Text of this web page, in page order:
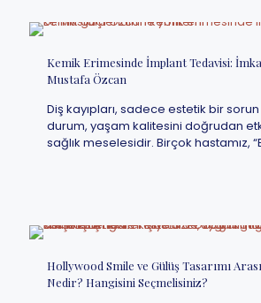
Kemik Erimesinde İmplant Tedavisi:
Mustafa Özcan
Diş kayıpları, sadece estetik bir
durum, yaşam kalitesini doğrudan
sağlık meselesidir. Birçok hastamız,
Hollywood Smile ve Gülüş Tasarımı
Nedir? Hangisini Seçmelisiniz?